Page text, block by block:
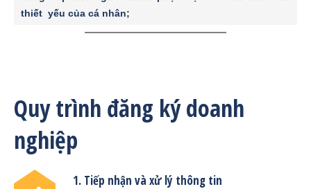
thiết yếu của cá nhân;
Quy trình đăng ký doanh
nghiệp
1. Tiếp nhận và xử lý thông tin